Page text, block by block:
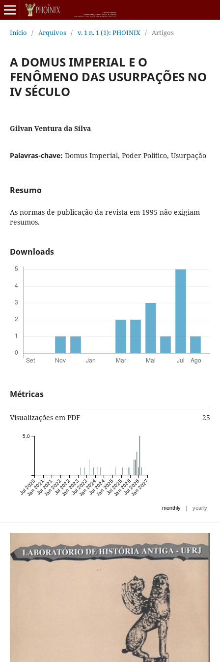
Início / Arquivos / v. 1 n. 1 (1): PHOINIX / Artigos
A DOMUS IMPERIAL E O
FENÔMENO DAS USURPAÇÕES NO
IV SÉCULO
Gilvan Ventura da Silva
Palavras-chave: Domus Imperial, Poder Político, Usurpação
Resumo
As normas de publicação da revista em 1995 não exigiam
resumos.
Downloads
Métricas
Visualizações em PDF 25
Jul 2020
Jan 2021Jul 2021
Jan 2022Jul 2022
Jan 2023Jul 2023
Jan 2024Jul 2024
Jan 2025Jul 2025
Jan 2026Jul 2026
Jan 2027
5.0
monthly | yearly